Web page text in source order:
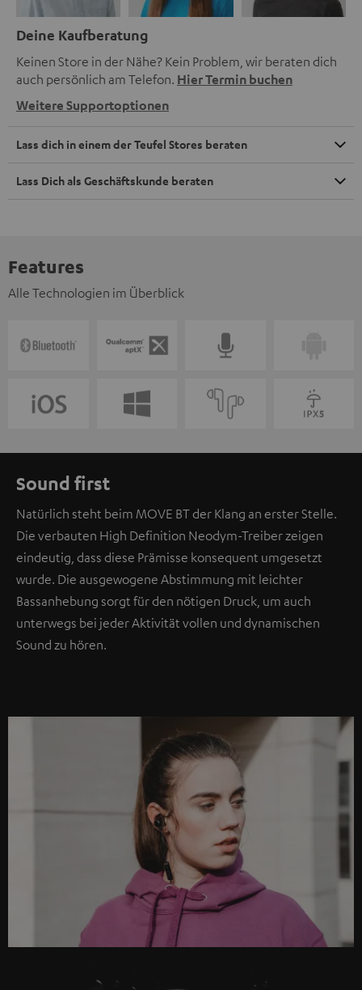
Deine Kaufberatung
Keinen Store in der Nähe? Kein Problem, wir beraten dich
auch persönlich am Telefon. Hier Termin buchen
Weitere Supportoptionen
Lass dich in einem der Teufel Stores beraten
Lass Dich als Geschäftskunde beraten
Features
Alle Technologien im Überblick
Sound first
Natürlich steht beim MOVE BT der Klang an erster Stelle.
Die verbauten High Definition Neodym-Treiber zeigen
eindeutig, dass diese Prämisse konsequent umgesetzt
wurde. Die ausgewogene Abstimmung mit leichter
Bassanhebung sorgt für den nötigen Druck, um auch
unterwegs bei jeder Aktivität vollen und dynamischen
Sound zu hören.